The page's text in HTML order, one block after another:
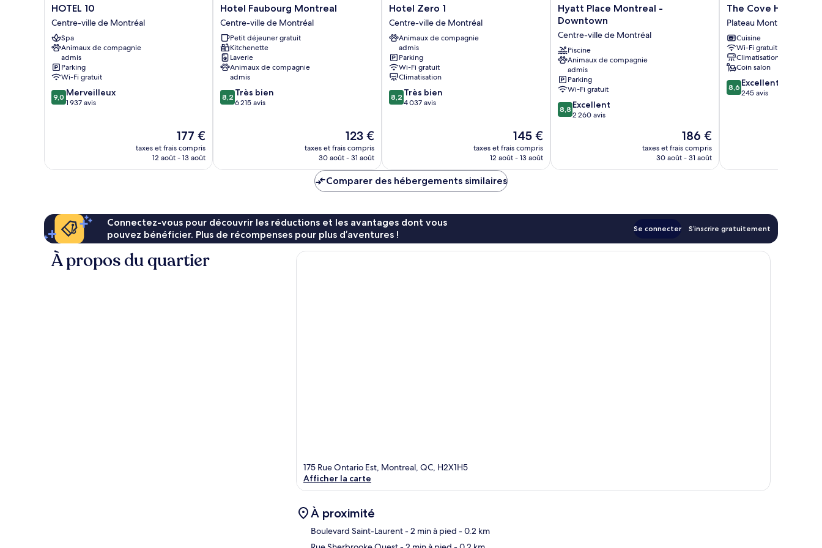
HOTEL
10
Centre-
ville
de
Montréal
HOTEL 10
Centre-ville de Montréal
Spa
Animaux de compagnie
admis
Parking
Wi-Fi gratuit
9.0
sur
9,0 Merveilleux
1 937 avis
Le
nouveau
prix
177 €
taxes et frais compris
12 août - 13 août
Hotel
Faubourg
Montreal
Centre-
ville
de
Montréal
Hotel Faubourg Montreal
Centre-ville de Montréal
Petit déjeuner gratuit
Kitchenette
Laverie
Animaux de compagnie
admis
8.2
sur
8,2 Très bien
6 215 avis
Le
nouveau
prix
de
123 €
123 €
taxes et frais compris
30 août - 31 août
Hotel
Zero
1
Centre-
ville
de
Montréal
Hotel Zero 1
Centre-ville de Montréal
Animaux de compagnie
admis
Parking
Wi-Fi gratuit
Climatisation
8.2
sur
8,2 Très bien
4 037 avis
Le
nouveau
prix
145 €
taxes et frais compris
12 août - 13 août
Hyatt
Place
-
Downtown
Centre-
ville
de
Montréal
Hyatt Place Montreal -
Downtown
Centre-ville de Montréal
Piscine
Animaux de compagnie
admis
Parking
Wi-Fi gratuit
8.8
sur
8,8 Excellent
2 260 avis
Le
nouveau
prix
186 €
taxes et frais compris
30 août - 31 août
The
Cove
Hotel
Plateau
Mont
Royal
The Cove Hotel
Plateau Mont Royal
Cuisine
Wi-Fi gratuit
Climatisation
Coin salon
8.6
sur
8,6 Excellent
245 avis
Comparer des hébergements similaires
Connectez-vous pour découvrir les réductions et les avantages dont vous
pouvez bénéficier. Plus de récompenses pour plus d’aventures !
Se connecter S’inscrire gratuitement
À propos du quartier
175 Rue Ontario Est, Montreal, QC, H2X1H5
Afficher la carte
À proximité
Boulevard Saint-Laurent- 2 min à pied - 0.2 km